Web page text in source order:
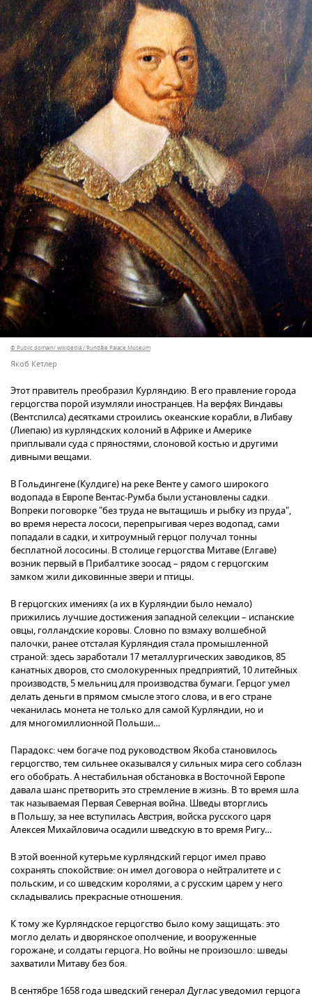
© Public domain/ wikipedia / Rundāle Palace Museum
Якоб Кетлер
Этот правитель преобразил Курляндию. В его правление города
герцогства порой изумляли иностранцев. На верфях Виндавы
(Вентспилса) десятками строились океанские корабли, в Либаву
(Лиепаю) из курляндских колоний в Африке и Америке
приплывали суда с пряностями, слоновой костью и другими
дивными вещами.
В Гольдингене (Кулдиге) на реке Венте у самого широкого
водопада в Европе Вентас-Румба были установлены садки.
Вопреки поговорке "без труда не вытащишь и рыбку из пруда",
во время нереста лососи, перепрыгивая через водопад, сами
попадали в садки, и хитроумный герцог получал тонны
бесплатной лососины. В столице герцогства Митаве (Елгаве)
возник первый в Прибалтике зоосад – рядом с герцогским
замком жили диковинные звери и птицы.
В герцогских имениях (а их в Курляндии было немало)
прижились лучшие достижения западной селекции – испанские
овцы, голландские коровы. Словно по взмаху волшебной
палочки, ранее отсталая Курляндия стала промышленной
страной: здесь заработали 17 металлургических заводиков, 85
канатных дворов, сто смолокуренных предприятий, 10 литейных
производств, 5 мельниц для производства бумаги. Герцог умел
делать деньги в прямом смысле этого слова, и в его стране
чеканилась монета не только для самой Курляндии, но и
для многомиллионной Польши…
Парадокс: чем богаче под руководством Якоба становилось
герцогство, тем сильнее оказывался у сильных мира сего соблазн
его обобрать. А нестабильная обстановка в Восточной Европе
давала шанс претворить это стремление в жизнь. В то время шла
так называемая Первая Северная война. Шведы вторглись
в Польшу, за нее вступилась Австрия, войска русского царя
Алексея Михайловича осадили шведскую в то время Ригу…
В этой военной кутерьме курляндский герцог имел право
сохранять спокойствие: он имел договора о нейтралитете и с
польским, и со шведским королями, а с русским царем у него
складывались прекрасные отношения.
К тому же Курляндское герцогство было кому защищать: это
могло делать и дворянское ополчение, и вооруженные
горожане, и солдаты герцога. Но войны не произошло: шведы
захватили Митаву без боя.
В сентябре 1658 года шведский генерал Дуглас уведомил герцога